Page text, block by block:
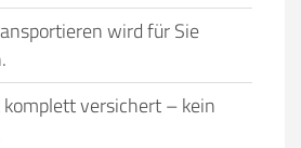
wird für Sie
versichert – kein